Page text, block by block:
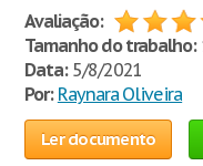
Avaliação:
Tamanho do trabalho:
Data:5/8/2021
Por: Raynara Oliveira
Ler documento